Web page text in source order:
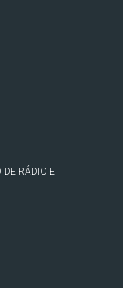
DE RÁDIO E